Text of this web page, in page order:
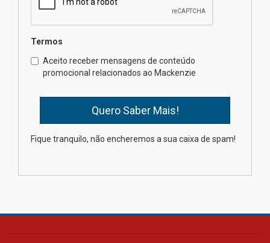
04.08.2026
Brasília prepara seus
estudantes para o PAS antes
mesmo do Ensino Médio
na educação dos filhos além da
Termos
Aceito receber mensagens de conteúdo
promocional relacionados ao Mackenzie
Fique tranquilo, não encheremos a sua caixa de spam!